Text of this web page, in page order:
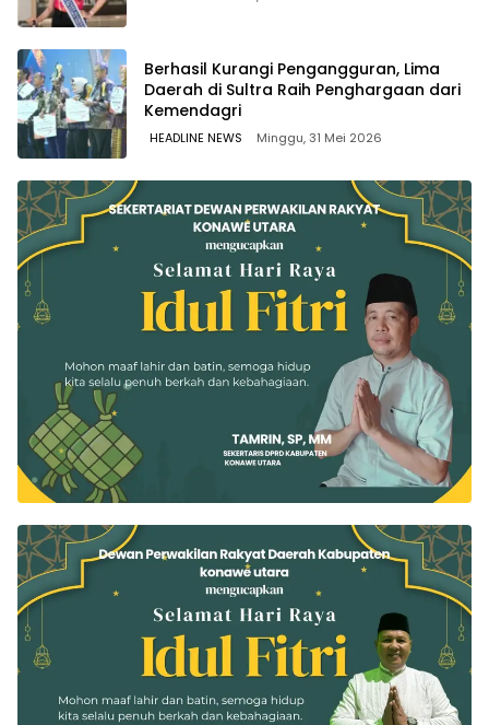
Berhasil Kurangi Pengangguran, Lima
Daerah di Sultra Raih Penghargaan dari
Kemendagri
HEADLINE NEWS Minggu, 31 Mei 2026